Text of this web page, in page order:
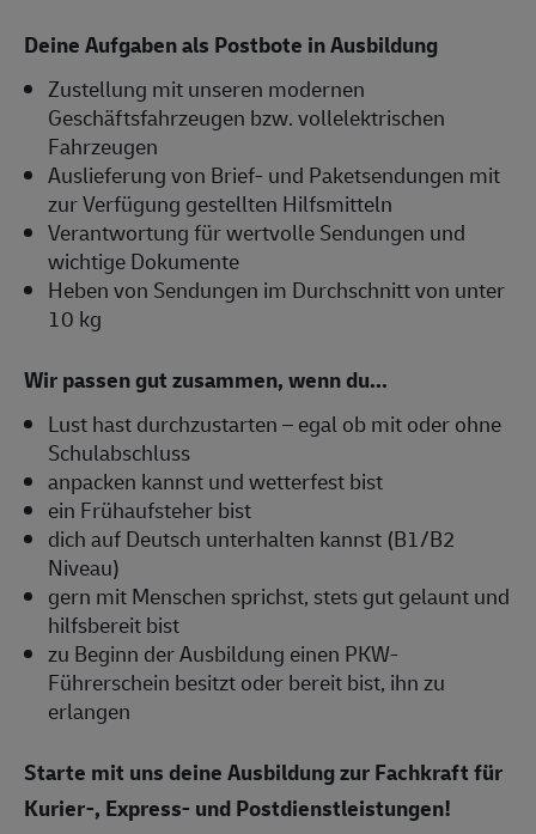
Deine Aufgaben als Postbote in Ausbildung
Zustellung mit unseren modernen
Geschäftsfahrzeugen bzw. vollelektrischen
Fahrzeugen
Auslieferung von Brief- und Paketsendungen mit
zur Verfügung gestellten Hilfsmitteln
Verantwortung für wertvolle Sendungen und
wichtige Dokumente
Heben von Sendungen im Durchschnitt von unter
10 kg
Wir passen gut zusammen, wenn du...
Lust hast durchzustarten – egal ob mit oder ohne
Schulabschluss
anpacken kannst und wetterfest bist
ein Frühaufsteher bist
dich auf Deutsch unterhalten kannst (B1/B2
Niveau)
gern mit Menschen sprichst, stets gut gelaunt und
hilfsbereit bist
zu Beginn der Ausbildung einen PKW-
Führerschein besitzt oder bereit bist, ihn zu
erlangen
Starte mit uns deine Ausbildung zur Fachkraft für
Kurier-, Express- und Postdienstleistungen!